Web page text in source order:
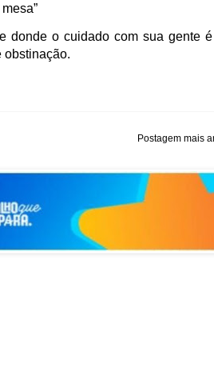
donde o cuidado com sua gente
obstinação.
Postagem mais